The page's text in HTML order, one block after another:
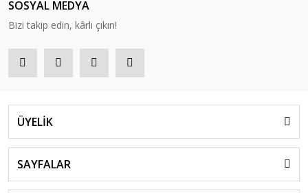
SOSYAL MEDYA
Bizi takip edin, kârlı çıkın!
ÜYELİK
SAYFALAR